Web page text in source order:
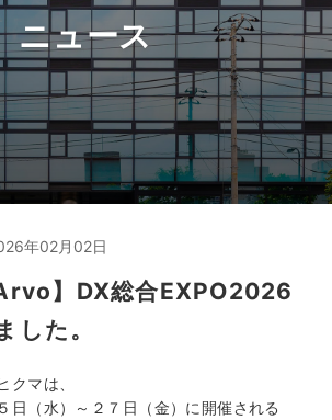
ニュース
年02月02日
】DX総合EXPO2026
した。
クマは、
日（水）～２７日（金）に開催される